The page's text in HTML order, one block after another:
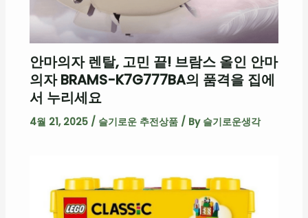
안마의자 렌탈, 고민 끝! 브람스 올인 안마
의자 BRAMS-K7G777BA의 품격을 집에
서 누리세요
4월 21, 2025 / 슬기로운 추전상품/ By 슬기로운생각